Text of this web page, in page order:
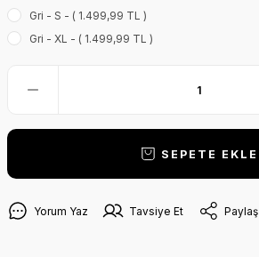
Gri - S - ( 1.499,99 TL )
Gri - XL - ( 1.499,99 TL )
SEPETE EKLE
Yorum Yaz Tavsiye Et Paylaş